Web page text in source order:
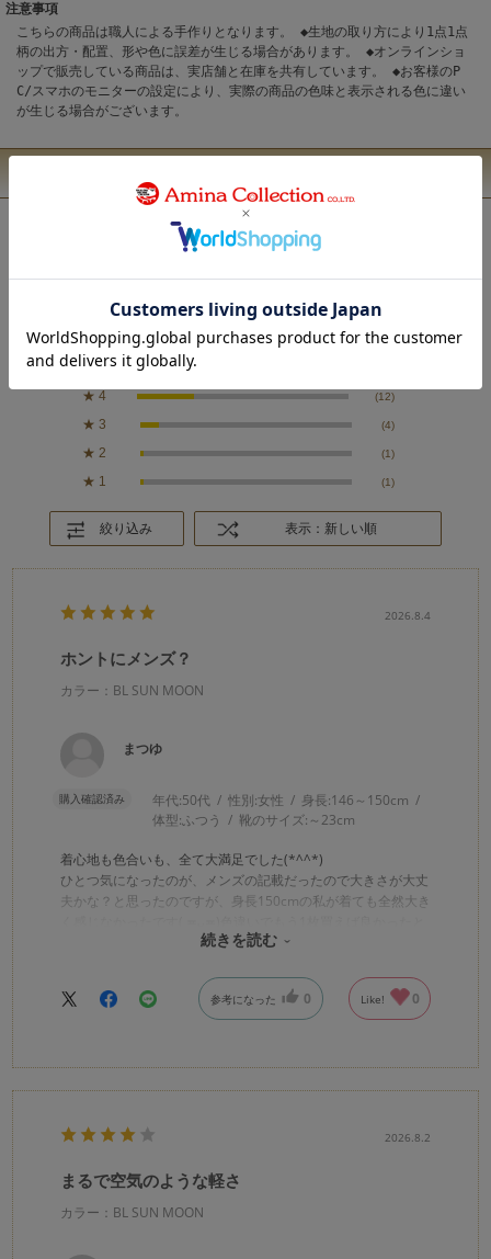
注意事項
こちらの商品は職人による手作りとなります。 ◆生地の取り方により1点1点
柄の出方・配置、形や色に誤差が生じる場合があります。 ◆オンラインショ
ップで販売している商品は、実店舗と在庫を共有しています。 ◆お客様のP
C/スマホのモニターの設定により、実際の商品の色味と表示される色に違い
が生じる場合がございます。
4.4
レビュー件数： 44
★ 5
★ 4 (12)
★ 3 (4)
★ 2 (1)
★ 1 (1)
絞り込み 表示：新しい順
2026.8.4
ホントにメンズ？
カラー：BL SUN MOON
まつゆ
購入確認済み 年代:50代 性別:女性 身長:146～150cm
体型:ふつう 靴のサイズ: ～23cm
着心地も色合いも、全て大満足でした(*^^*)
ひとつ気になったのが、メンズの記載だったので大きさが大丈
夫かな？と思ったのですが、身長150cmの私が着ても全然大き
続きを読む
参考になった 0 Like! 0
2026.8.2
まるで空気のような軽さ
カラー：BL SUN MOON